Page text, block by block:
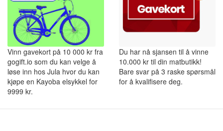
Vinn gavekort på 10 000 kr fra
gogift.io som du kan velge å
løse inn hos Jula hvor du kan
kjøpe en Kayoba elsykkel for
9999 kr.
Du har nå sjansen til å vinne
10.000 kr til din matbutikk!
Bare svar på 3 raske spørsmål
for å kvalifisere deg.